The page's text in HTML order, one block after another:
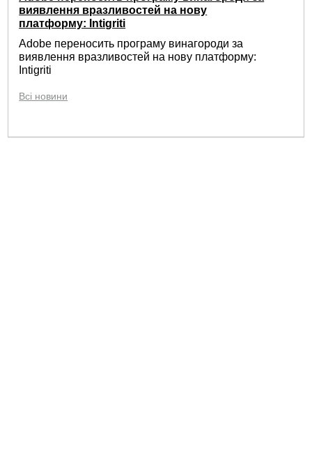
виявлення вразливостей на нову
платформу: Intigriti
Adobe переносить програму винагороди за
виявлення вразливостей на нову платформу:
Intigriti
Всі новини